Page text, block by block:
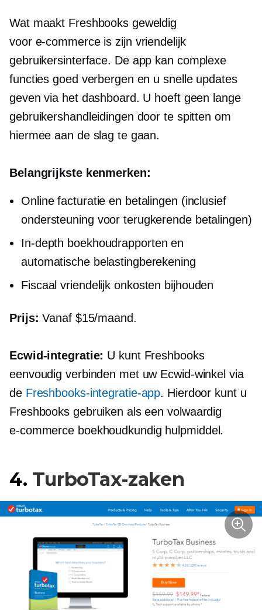
Wat maakt Freshbooks geweldig
voor e-commerceis zijn vriendelijk
gebruikersinterface. De app kan complexe
functies goed verbergen en u snelle updates
geven via het dashboard. U hoeft geen lange
gebruikershandleidingen door te spitten om
hiermee aan de slag te gaan.
Belangrijkste kenmerken:
Online facturatie en betalingen (inclusief
ondersteuning voor terugkerende betalingen)
In-depth boekhoudrapporten en
automatische belastingberekening
Fiscaal vriendelijk onkosten bijhouden
Prijs:Vanaf $15/maand.
Ecwid-integratie: U kunt Freshbooks
eenvoudig verbinden met uw Ecwid-winkel via
de Freshbooks-integratie-app. Hierdoor kunt u
Freshbooks gebruiken als eenvolwaardig
e-commerce boekhoudkundig hulpmiddel.
4. TurboTax-zaken